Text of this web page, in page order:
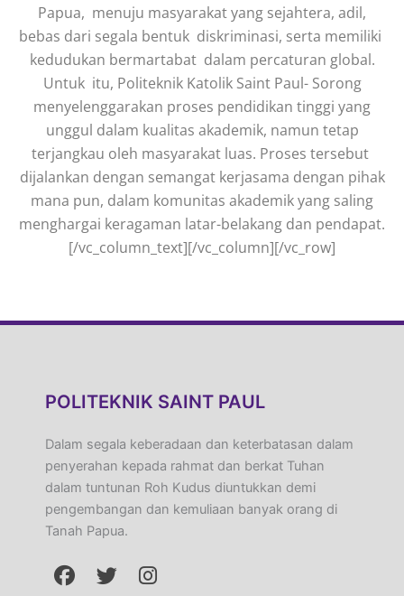
Papua, menuju masyarakat yang sejahtera, adil,
bebas dari segala bentuk diskriminasi, serta memiliki
kedudukan bermartabat dalam percaturan global.
Untuk itu, Politeknik Katolik Saint Paul- Sorong
menyelenggarakan proses pendidikan tinggi yang
unggul dalam kualitas akademik, namun tetap
terjangkau oleh masyarakat luas. Proses tersebut
dijalankan dengan semangat kerjasama dengan pihak
mana pun, dalam komunitas akademik yang saling
menghargai keragaman latar-belakang dan pendapat.
[/vc_column_text][/vc_column][/vc_row]
POLITEKNIK SAINT PAUL
Dalam segala keberadaan dan keterbatasan dalam
penyerahan kepada rahmat dan berkat Tuhan
dalam tuntunan Roh Kudus diuntukkan demi
pengembangan dan kemuliaan banyak orang di
Tanah Papua.